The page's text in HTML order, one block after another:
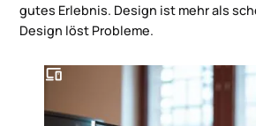
gutes Erlebnis. Design ist mehr als
Design löst Probleme.
devices